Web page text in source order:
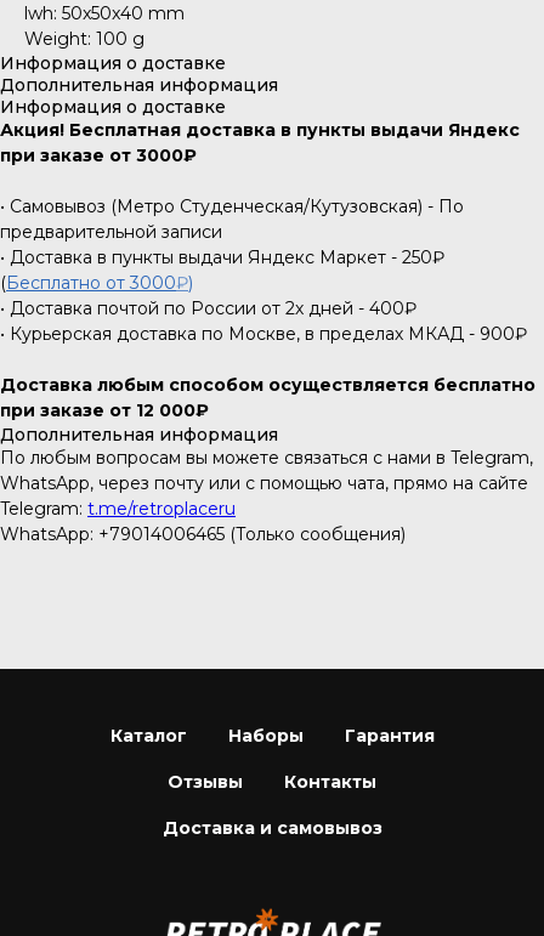
lwh: 50x50x40 mm
Weight: 100 g
Информация о доставке
Дополнительная информация
Информация о доставке
Акция! Бесплатная доставка в пункты выдачи Яндекс
при заказе от 3000₽
• Самовывоз (Метро Студенческая/Кутузовская) - По
предварительной записи
• Доставка в пункты выдачи Яндекс Маркет - 250₽
(Бесплатно от 3000₽)
• Доставка почтой по России от 2х дней - 400₽
• Курьерская доставка по Москве, в пределах МКАД - 900₽
Доставка любым способом осуществляется бесплатно
при заказе от 12 000₽
Дополнительная информация
По любым вопросам вы можете связаться с нами в Telegram,
WhatsApp, через почту или с помощью чата, прямо на сайте
Telegram: t.me/retroplaceru
WhatsApp: +79014006465 (Только сообщения)
Каталог Наборы Гарантия
Отзывы Контакты
Доставка и самовывоз